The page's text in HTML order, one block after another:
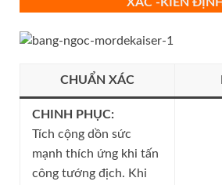
CHUẨN XÁC
CHINH PHỤC:
Tích cộng dồn sức
mạnh thích ứng khi tấn
công tướng địch. Khi